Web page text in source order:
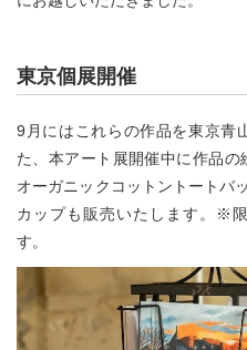
東京個展開催
9月にはこれらの作品を東京青
た、本アート展開催中に作品
オーガニックコットントートバ
カップも販売いたします。※
す。